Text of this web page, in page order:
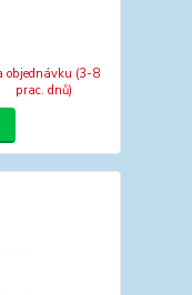
objednávku (3-8
prac. dnů)